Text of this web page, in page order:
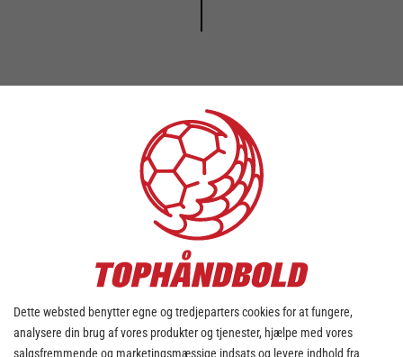
Dette websted benytter egne og tredjeparters cookies for at fungere,
analysere din brug af vores produkter og tjenester, hjælpe med vores
salgsfremmende og marketingsmæssige indsats og levere indhold fra